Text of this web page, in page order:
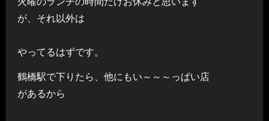
が、それ以外は
やってるはずです。
鶴橋駅で下りたら、他にもい～～～っぱい店
があるから